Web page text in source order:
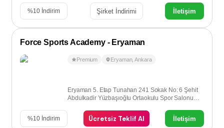
%10 İndirim Şirket İndirimi İletişim
Force Sports Academy - Eryaman
Premium Eryaman,Ankara
Eryaman 5. Etap Tunahan 241 Sokak No: 6 Şehit
Abdulkadir Yüzbaşıoğlu Ortaokulu Spor Salonu
%10 İndirim Ücretsiz Teklif Al İletişim